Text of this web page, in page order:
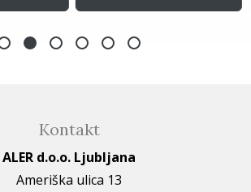
Kontakt
ALER d.o.o. Ljubljana
Ameriška ulica 13